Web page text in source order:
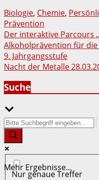
Biologie, Chemie,
Prävention
Der interaktive Parcours
Alkoholprävention für
9. Jahrgangsstufe
Nacht der Metalle
Suche
Mehr Ergebnisse...
Nur genaue Treffer